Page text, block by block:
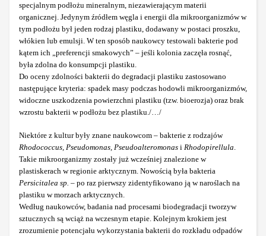
specjalnym podłożu mineralnym, niezawierającym materii
organicznej. Jedynym źródłem węgla i energii dla mikroorganizmów w
tym podłożu był jeden rodzaj plastiku, dodawany w postaci proszku,
włókien lub emulsji. W ten sposób naukowcy testowali bakterie pod
kątem ich „preferencji smakowych” – jeśli kolonia zaczęła rosnąć,
była zdolna do konsumpcji plastiku.
Do oceny zdolności bakterii do degradacji plastiku zastosowano
następujące kryteria: spadek masy podczas hodowli mikroorganizmów,
widoczne uszkodzenia powierzchni plastiku (tzw. bioerozja) oraz brak
wzrostu bakterii w podłożu bez plastiku./…/
Niektóre z kultur były znane naukowcom – bakterie z rodzajów
Rhodococcus, Pseudomonas, Pseudoalteromonas i Rhodopirellula.
Takie mikroorganizmy zostały już wcześniej znalezione w
plastiskerach w regionie arktycznym. Nowością była bakteria
Persicitalea sp. – po raz pierwszy zidentyfikowano ją w naroślach na
plastiku w morzach arktycznych.
Według naukowców, badania nad procesami biodegradacji tworzyw
sztucznych są wciąż na wczesnym etapie. Kolejnym krokiem jest
zrozumienie potencjału wykorzystania bakterii do rozkładu odpadów